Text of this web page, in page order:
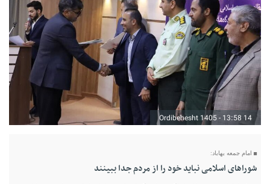
14 Ordibehesht 1405 - 13:58
امام جمعه بهاباد:
شوراهای اسلامی نباید خود را از مردم جدا ببینند